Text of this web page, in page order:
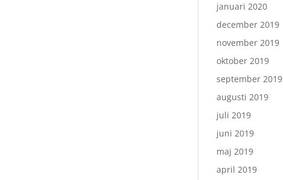
januari 2020
december 2019
november 2019
oktober 2019
september 2019
augusti 2019
juli 2019
juni 2019
maj 2019
april 2019